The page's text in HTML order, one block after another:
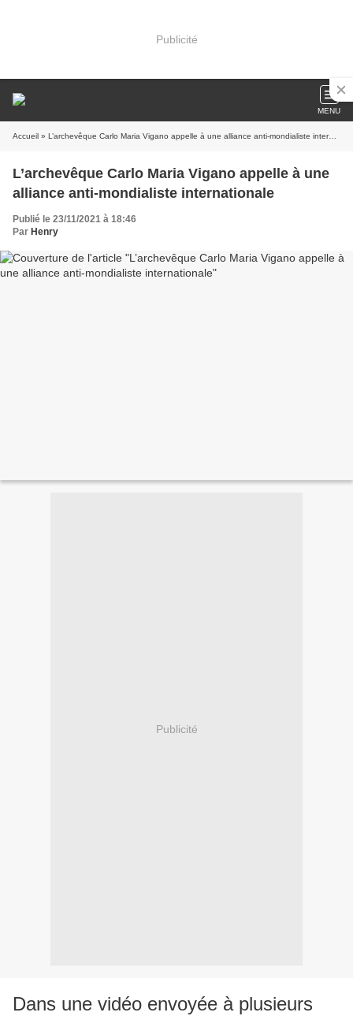
Publicité
MENU
Accueil » L’archevêque Carlo Maria Vigano appelle à une alliance anti-mondialiste internationale
L’archevêque Carlo Maria Vigano appelle à une
alliance anti-mondialiste internationale
Publié le 23/11/2021 à 18:46
Par Henry
Publicité
Dans une vidéo envoyée à plusieurs